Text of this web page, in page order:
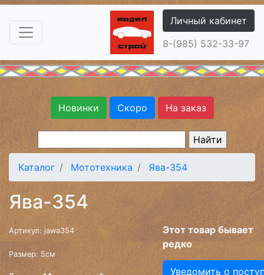
Личный кабинет
8-(985) 532-33-97
Новинки Скоро На заказ
Каталог Мототехника Ява-354
Ява-354
Артикул: jawa354
Размер: 5см
Этот товар бывает
редко
Уведомить о